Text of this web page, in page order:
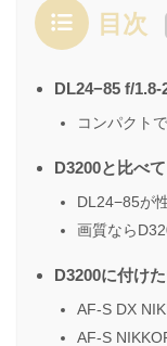
目次
DL24−85 f/1.8-
コンパクト
D3200と比べ
DL24−85が
画質なら
D3200に付け
AF-S DX
AF-S